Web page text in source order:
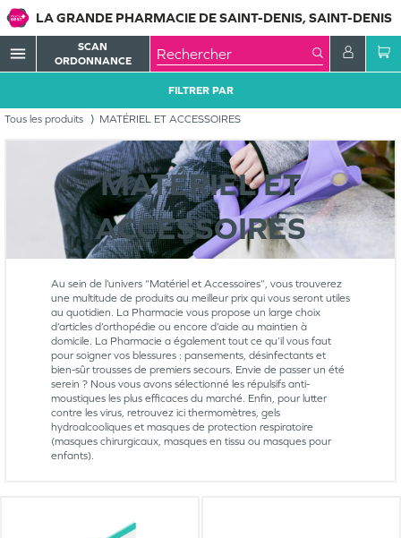
LA GRANDE PHARMACIE DE SAINT-DENIS, SAINT-DENIS
menu
SCAN
ORDONNANCE
Tous les produits MATÉRIEL ET ACCESSOIRES
FILTRER PAR
MATÉRIEL ET
ACCESSOIRES
Au sein de l’univers “Matériel et Accessoires”, vous trouverez
une multitude de produits au meilleur prix qui vous seront utiles
au quotidien. La Pharmacie vous propose un large choix
d’articles d’orthopédie ou encore d’aide au maintien à
domicile. La Pharmacie a également tout ce qu’il vous faut
pour soigner vos blessures : pansements, désinfectants et
bien-sûr trousses de premiers secours. Envie de passer un été
serein ? Nous vous avons sélectionné les répulsifs anti-
moustiques les plus efficaces du marché. Enfin, pour lutter
contre les virus, retrouvez ici thermomètres, gels
hydroalcooliques et masques de protection respiratoire
(masques chirurgicaux, masques en tissu ou masques pour
enfants).